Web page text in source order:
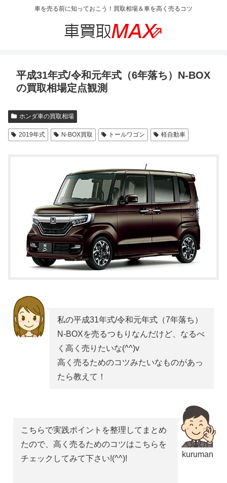
車を売る前に知っておこう！買取相場＆車を高く売るコツ
平成31年式/令和元年式（6年落ち）N-BOX
の買取相場定点観測
ホンダ車の買取相場
2019年式 N-BOX買取 トールワゴン 軽自動車
私の平成31年式/令和元年式（7年落ち）
N-BOXを売るつもりなんだけど、なるべ
く高く売りたいな(^^)v
高く売るためのコツみたいなものがあっ
たら教えて！
kuruman
こちらで実践ポイントを整理してまとめ
たので、高く売るためのコツはこちらを
チェックしてみて下さい!(^^)!